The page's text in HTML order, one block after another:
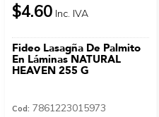
$4.60 Inc. IVA
Fideo Lasagña De Palmito
En Láminas NATURAL
HEAVEN 255 G
Cod: 7861223015973